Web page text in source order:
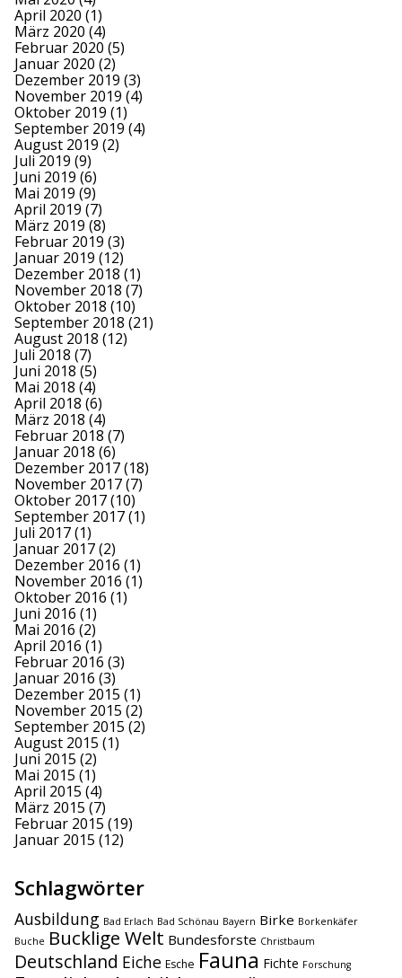
April 2020 (1)
März 2020 (4)
Februar 2020 (5)
Januar 2020 (2)
Dezember 2019 (3)
November 2019 (4)
Oktober 2019 (1)
September 2019 (4)
August 2019 (2)
Juli 2019 (9)
Juni 2019 (6)
Mai 2019 (9)
April 2019 (7)
März 2019 (8)
Februar 2019 (3)
Januar 2019 (12)
Dezember 2018 (1)
November 2018 (7)
Oktober 2018 (10)
September 2018 (21)
August 2018 (12)
Juli 2018 (7)
Juni 2018 (5)
Mai 2018 (4)
April 2018 (6)
März 2018 (4)
Februar 2018 (7)
Januar 2018 (6)
Dezember 2017(18)
November 2017(7)
Oktober 2017(10)
September 2017(1)
Juli 2017(1)
Januar 2017(2)
Dezember 2016 (1)
November 2016 (1)
Oktober 2016 (1)
Juni 2016 (1)
Mai 2016 (2)
April 2016 (1)
Februar 2016 (3)
Januar 2016 (3)
Dezember 2015 (1)
November 2015 (2)
September 2015 (2)
August 2015 (1)
Juni 2015 (2)
Mai 2015 (1)
April 2015 (4)
März 2015 (7)
Februar 2015 (19)
Januar 2015 (12)
Schlagwörter
Ausbildung Bad Erlach Bad Schönau Bayern Birke Borkenkäfer
Buche Bucklige Welt Bundesforste Christbaum
Deutschland Eiche Esche Fauna Fichte Forschung